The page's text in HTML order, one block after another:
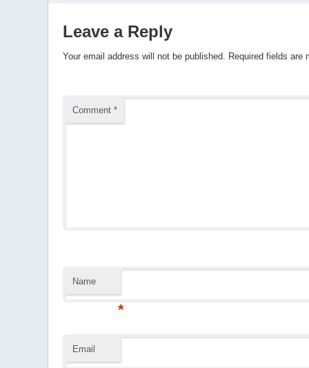
Leave a Reply
Your email address will not be published. Required fields are
Comment *
Name
*
Email